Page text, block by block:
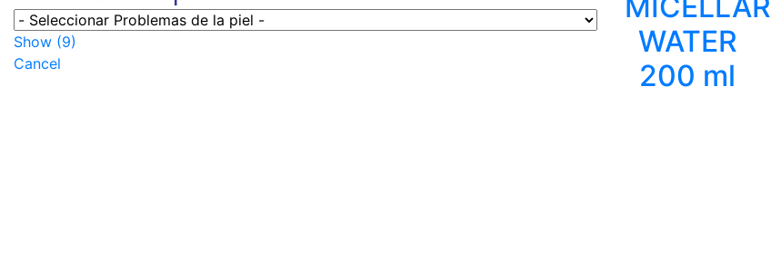
WATER
200 ml
Show (9)
Cancel